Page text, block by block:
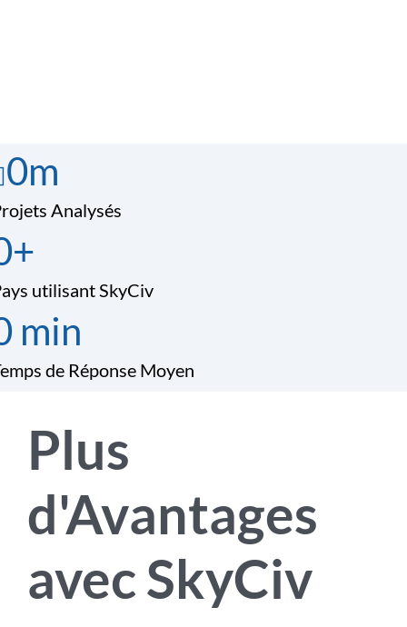
0m
Analysés
+
utilisant SkyCiv
min
de Réponse Moyen
Plus
d'Avantages
avec SkyCiv